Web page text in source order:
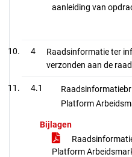
aanleiding van
4
Raadsinformatie ter
verzonden aan de raad
4.1
Platform
Bijlagen
Platform